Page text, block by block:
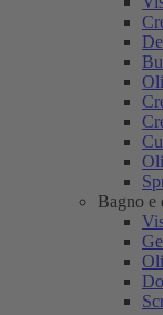
Bagno e